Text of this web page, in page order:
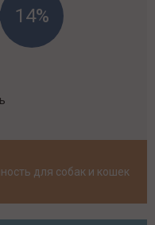
14%
для собак и кошек